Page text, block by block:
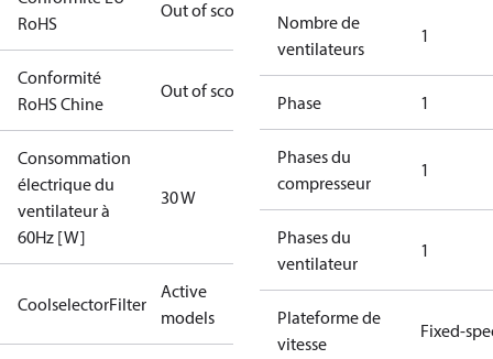
RoHS
Out of scope
Conformité
RoHS Chine
Out of scope
Consommation
électrique du
ventilateur à
60Hz [W]
30 W
CoolselectorFilter
Active
models
Nombre de
ventilateurs
1
Phase 1
Phases du
compresseur
1
Phases du
ventilateur
1
Plateforme de
vitesse
Fixed-